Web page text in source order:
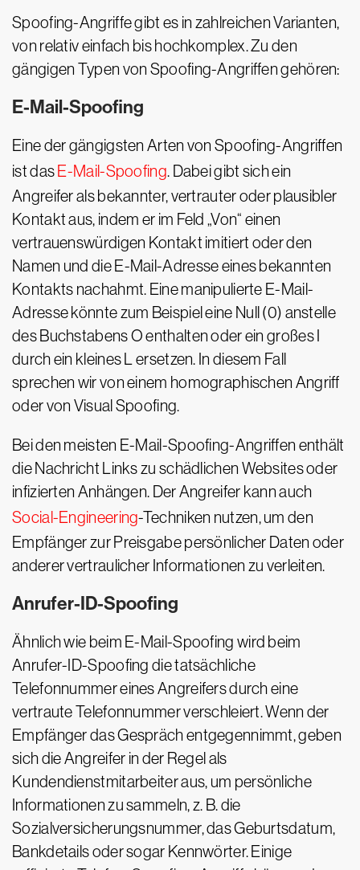
Spoofing-Angriffe gibt es in zahlreichen Varianten,
von relativ einfach bis hochkomplex. Zu den
gängigen Typen von Spoofing-Angriffen gehören:
E-Mail-Spoofing
Eine der gängigsten Arten von Spoofing-Angriffen
ist das E-Mail-Spoofing. Dabei gibt sich ein
Angreifer als bekannter, vertrauter oder plausibler
Kontakt aus, indem er im Feld „Von“ einen
vertrauenswürdigen Kontakt imitiert oder den
Namen und die E-Mail-Adresse eines bekannten
Kontakts nachahmt. Eine manipulierte E-Mail-
Adresse könnte zum Beispiel eine Null (0) anstelle
des Buchstabens O enthalten oder ein großes I
durch ein kleines L ersetzen. In diesem Fall
sprechen wir von einem homographischen Angriff
oder von Visual Spoofing.
Bei den meisten E-Mail-Spoofing-Angriffen enthält
die Nachricht Links zu schädlichen Websites oder
infizierten Anhängen. Der Angreifer kann auch
Social-Engineering-Techniken nutzen, um den
Empfänger zur Preisgabe persönlicher Daten oder
anderer vertraulicher Informationen zu verleiten.
Anrufer-ID-Spoofing
Ähnlich wie beim E-Mail-Spoofing wird beim
Anrufer-ID-Spoofing die tatsächliche
Telefonnummer eines Angreifers durch eine
vertraute Telefonnummer verschleiert. Wenn der
Empfänger das Gespräch entgegennimmt, geben
sich die Angreifer in der Regel als
Kundendienstmitarbeiter aus, um persönliche
Informationen zu sammeln, z. B. die
Sozialversicherungsnummer, das Geburtsdatum,
Bankdetails oder sogar Kennwörter. Einige